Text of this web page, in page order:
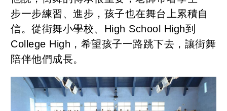
步一步練習、進步，孩子也在舞台上累積自
信。從街舞小學校、High School High到
College High，希望孩子一路跳下去，讓街舞
陪伴他們成長。